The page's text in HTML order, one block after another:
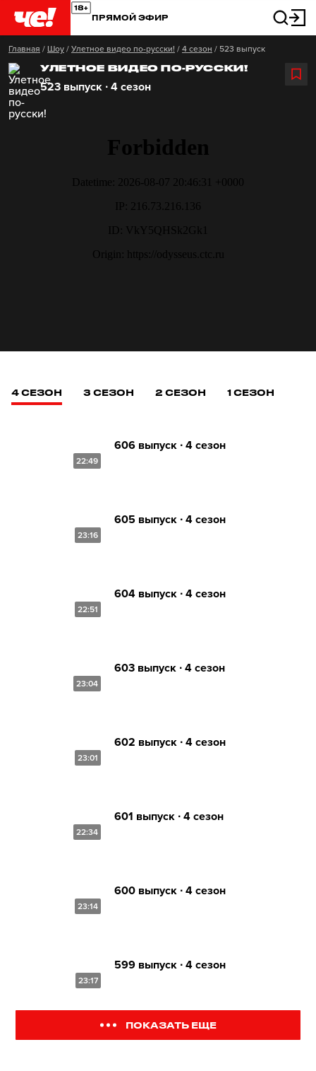
ПРЯМОЙ ЭФИР
Главная / Шоу / Улетное видео по-русски! / 4 сезон / 523 выпуск
УЛЕТНОЕ ВИДЕО ПО-РУССКИ!
523 выпуск ∙ 4 сезон
4 СЕЗОН 3 СЕЗОН 2 СЕЗОН 1 СЕЗОН
22:49
606 выпуск ∙ 4 сезон
23:16
605 выпуск ∙ 4 сезон
22:51
604 выпуск ∙ 4 сезон
23:04
603 выпуск ∙ 4 сезон
23:01
602 выпуск ∙ 4 сезон
22:34
601 выпуск ∙ 4 сезон
23:14
600 выпуск ∙ 4 сезон
23:17
599 выпуск ∙ 4 сезон
ПОКАЗАТЬ ЕЩЕ